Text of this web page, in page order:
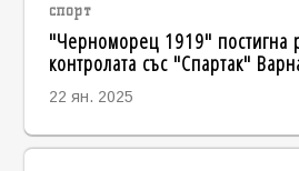
спорт
"Черноморец 1919" постигна
контролата със "Спартак"
22 ян. 2025